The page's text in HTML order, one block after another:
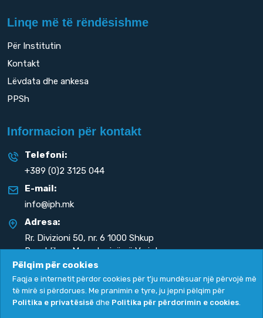
Linqe më të rëndësishme
Për Institutin
Kontakt
Lëvdata dhe ankesa
PPSh
Informacion për kontakt
Telefoni:
+389 (0)2 3125 044
E-mail:
info@iph.mk
Adresa:
Rr. Divizioni 50, nr. 6 1000 Shkup
Republika e Maqedonisë së Veriut
Politika e privatësisë Politika për përdorimin e cookies
Pëlqim për cookies
Faqja e internetit përdor cookies për t'ju mundësuar një përvojë më
të mirë si përdorues. Me pranimin e tyre, ju jepni pëlqim për
Politika e privatësisë dhe Politika për përdorimin e cookies.